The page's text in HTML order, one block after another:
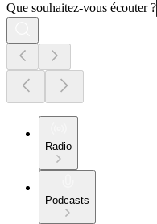
Que souhaitez-vous écouter ?
Radio
Podcasts